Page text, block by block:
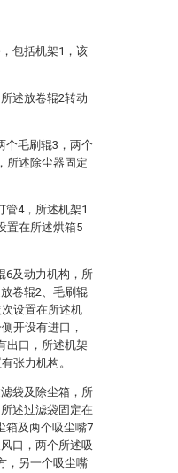
包括机架1，该
述放卷辊2转动
个毛刷辊3，两个
所述除尘器固定
管4，所述机架1
置在所述烘箱5
6及动力机构，所
卷辊2、毛刷辊
设置在所述机
开设有进口，
出口，所述机架
张力机构。
袋及除尘箱，所
述过滤袋固定在
箱及两个吸尘嘴7
口，两个所述吸
，另一个吸尘嘴